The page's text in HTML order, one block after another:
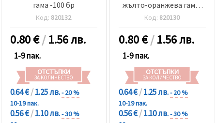
гама -100 бр
Код: 820132
0.80€/1.56 лв.
1-9 пак.
ОТСТЪПКИ
ЗА КОЛИЧЕСТВО
0.64 €/1.25 лв.- 20 %
10-19 пак.
0.56 €/1.10 лв.- 30 %
жълто-оранжева гама-
100 бр
Код: 820130
0.80€/1.56 лв.
1-9 пак.
ОТСТЪПКИ
ЗА КОЛИЧЕСТВО
0.64 €/1.25 лв.- 20 %
10-19 пак.
0.56 €/1.10 лв.- 30 %